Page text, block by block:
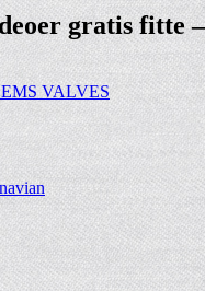
gratis fitte
VALVES